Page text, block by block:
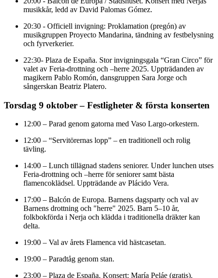
musikkår, ledd av David Palomas Gómez.
20:30 - Officiell invigning: Proklamation (pregón) av
musikgruppen Proyecto Mandarina, tändning av festbelysning
och fyrverkerier.
22:30- Plaza de España. Stor invigningsgala “Gran Circo” för
valet av Feria-drottning och –herre 2025. Uppträdanden av
magikern Pablo Romón, dansgruppen Sara Jorge och
sångerskan Beatriz Platero.
Torsdag 9 oktober – Festligheter & första konserten
12:00 – Parad genom gatorna med Vaso Largo-orkestern.
12:00 – “Servitörernas lopp” – en traditionell och rolig
tävling.
14:00 – Lunch tillägnad stadens seniorer. Under lunchen utses
Feria-drottning och –herre för seniorer samt bästa
flamencoklädsel. Uppträdande av Plácido Vera.
17:00 – Balcón de Europa. Barnens dagsparty och val av
Barnens drottning och "herre" 2025. Barn 5–10 år,
folkbokförda i Nerja och klädda i traditionella dräkter kan
delta.
19:00 – Val av årets Flamenca vid hästcasetan.
19:00 – Paradtåg genom stan.
23:00 – Plaza de España. Konsert: María Peláe (gratis).